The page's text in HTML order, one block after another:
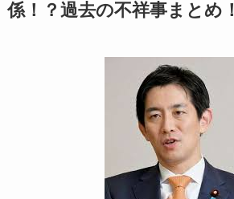
係！？過去の不祥事まとめ！